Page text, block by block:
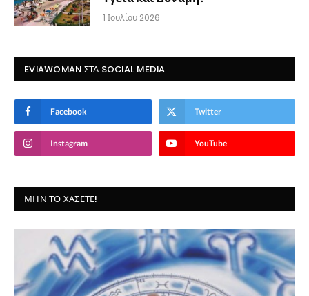
1 Ιουλίου 2026
EVIAWOMAN ΣΤΑ SOCIAL MEDIA
Facebook Twitter
Instagram YouTube
ΜΗΝ ΤΟ ΧΆΣΕΤΕ!